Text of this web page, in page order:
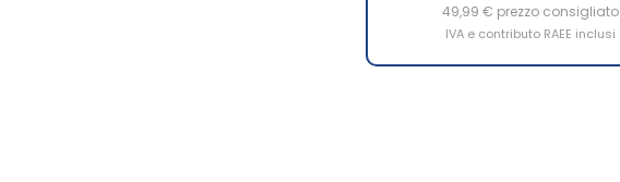
49,99 € prezzo consigliato
IVA e contributo RAEE inclusi